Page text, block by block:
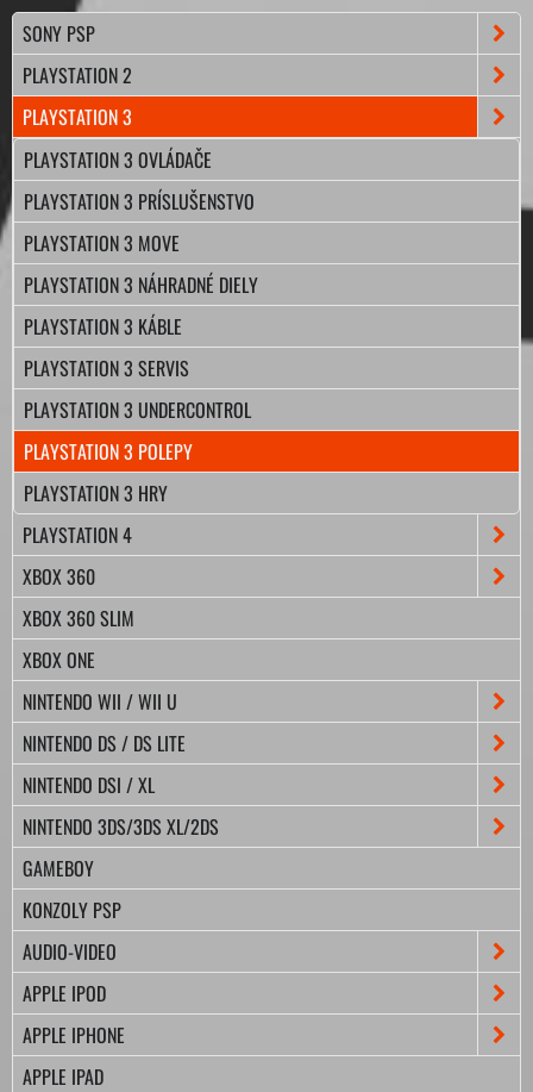
SONY PSP
PLAYSTATION 2
PLAYSTATION 3
PLAYSTATION 3 OVLÁDAČE
PLAYSTATION 3 PRÍSLUŠENSTVO
PLAYSTATION 3 MOVE
PLAYSTATION 3 NÁHRADNÉ DIELY
PLAYSTATION 3 KÁBLE
PLAYSTATION 3 SERVIS
PLAYSTATION 3 UNDERCONTROL
PLAYSTATION 3 POLEPY
PLAYSTATION 3 HRY
PLAYSTATION 4
XBOX 360
XBOX 360 SLIM
XBOX ONE
NINTENDO WII / WII U
NINTENDO DS / DS LITE
NINTENDO DSI / XL
NINTENDO 3DS/3DS XL/2DS
GAMEBOY
KONZOLY PSP
AUDIO-VIDEO
APPLE IPOD
APPLE IPHONE
APPLE IPAD